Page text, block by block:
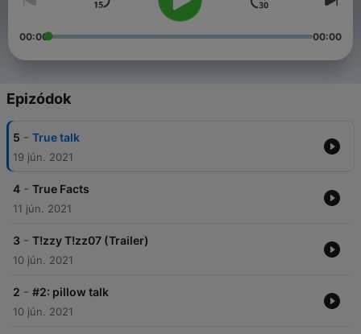
00:00 00:00
Epizódok
5 - True talk
19 jún. 2021
4 - True Facts
11 jún. 2021
3 - T!zzy T!zz07 (Trailer)
10 jún. 2021
2 - #2: pillow talk
10 jún. 2021